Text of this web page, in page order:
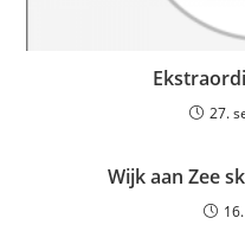
27.
Wijk aan Zee